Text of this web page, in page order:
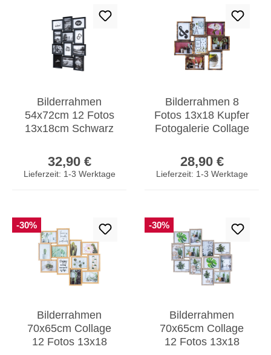
Bilderrahmen
54x72cm 12 Fotos
13x18cm Schwarz
Fotorahmen Deko
32,90 €
Lieferzeit: 1-3 Werktage
Bilderrahmen 8
Fotos 13x18 Kupfer
Fotogalerie Collage
Galerierahmen
28,90 €
Lieferzeit: 1-3 Werktage
-30%
Bilderrahmen
70x65cm Collage
12 Fotos 13x18
-30%
Bilderrahmen
70x65cm Collage
12 Fotos 13x18